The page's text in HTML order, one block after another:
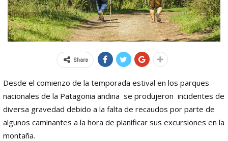
Share
Desde el comienzo de la temporada estival en los parques
nacionales de la Patagonia andina se produjeron incidentes de
diversa gravedad debido a la falta de recaudos por parte de
algunos caminantes a la hora de planificar sus excursiones en la
montaña.